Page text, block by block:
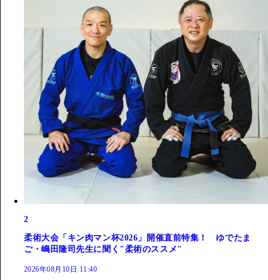
2
柔術大会「キン肉マン杯2026」開催直前特集！ ゆでたま
ご・嶋田隆司先生に聞く"柔術のススメ"
2026年08月10日 11:40